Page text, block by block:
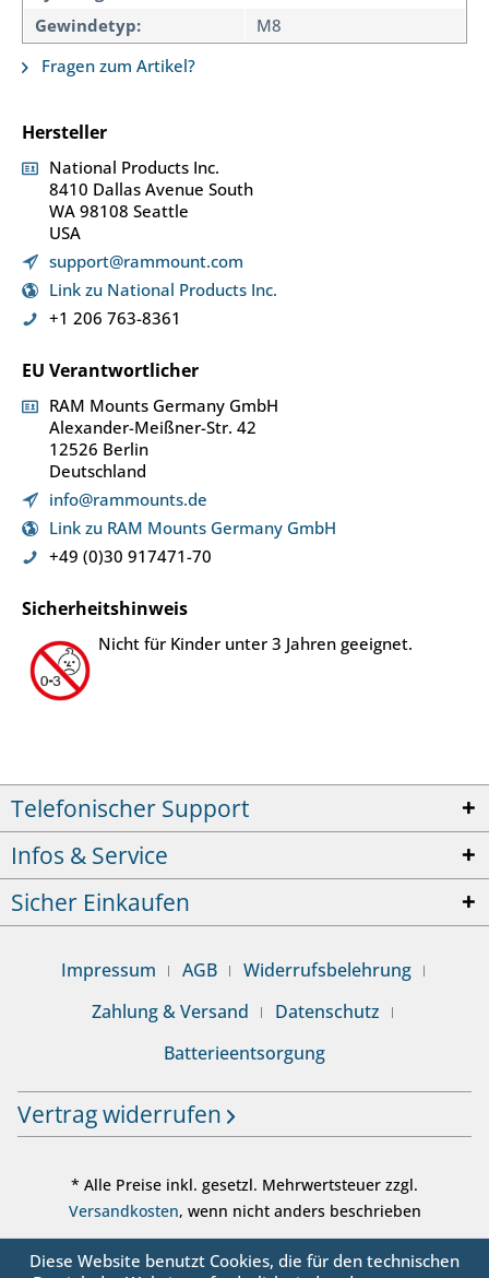
Gewindetyp:
M8
Fragen zum Artikel?
Hersteller
National Products Inc.
8410 Dallas Avenue South
WA 98108 Seattle
USA
support@rammount.com
Link zu National Products Inc.
+1 206 763-8361
EU Verantwortlicher
RAM Mounts Germany GmbH
Alexander-Meißner-Str. 42
12526 Berlin
Deutschland
info@rammounts.de
Link zu RAM Mounts Germany GmbH
+49 (0)30 917471-70
Sicherheitshinweis
Nicht für Kinder unter 3 Jahren geeignet.
Telefonischer Support
Infos & Service
Sicher Einkaufen
Impressum AGB
Widerrufsbelehrung
Zahlung & Versand
Datenschutz
Batterieentsorgung
Vertrag widerrufen
* Alle Preise inkl. gesetzl. Mehrwertsteuer zzgl.
Versandkosten, wenn nicht anders beschrieben
© sanbo OHG - Alle Rechte vorbehalten
Diese Website benutzt Cookies, die für den technischen